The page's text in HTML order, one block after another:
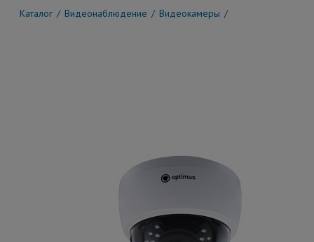
Каталог Видеонаблюдение Видеокамеры